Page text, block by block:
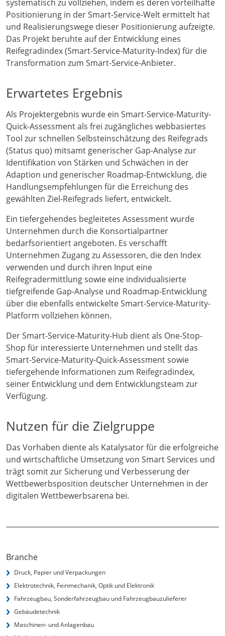
systematisch zu vollziehen, indem es deren vorteilhafte
Positionierung in der Smart-Service-Welt ermittelt hat
und Realisierungswege dieser Positionierung aufzeigte.
Das Projekt beruhte auf der Entwicklung eines
Reifegradindex (Smart-Service-Maturity-Index) für die
Transformation zum Smart-Service-Anbieter.
Erwartetes Ergebnis
Als Projektergebnis wurde ein Smart-Service-Maturity-
Quick-Assessment als frei zugängliches webbasiertes
Tool zur schnellen Selbsteinschätzung des Reifegrads
(Status quo) mitsamt generischer Gap-Analyse zur
Identifikation von Stärken und Schwächen in der
Adaption und generischer Roadmap-Entwicklung, die
Handlungsempfehlungen für die Erreichung des
gewählten Ziel-Reifegrads liefert, entwickelt.
Ein tiefergehendes begleitetes Assessment wurde
Unternehmen durch die Konsortialpartner
bedarfsorientiert angeboten. Es verschafft
Unternehmen Zugang zu Assessoren, die den Index
verwenden und durch ihren Input eine
Reifegradermittlung sowie eine individualisierte
tiefgreifende Gap-Analyse und Roadmap-Entwicklung
über die ebenfalls entwickelte Smart-Service-Maturity-
Platform vollziehen können.
Der Smart-Service-Maturity-Hub dient als One-Stop-
Shop für interessierte Unternehmen und stellt das
Smart-Service-Maturity-Quick-Assessment sowie
tiefergehende Informationen zum Reifegradindex,
seiner Entwicklung und dem Entwicklungsteam zur
Verfügung.
Nutzen für die Zielgruppe
Das Vorhaben diente als Katalysator für die erfolgreiche
und wirtschaftliche Umsetzung von Smart Services und
trägt somit zur Sicherung und Verbesserung der
Wettbewerbsposition deutscher Unternehmen in der
digitalen Wettbewerbsarena bei.
Branche
Druck, Papier und Verpackungen
Elektrotechnik, Feinmechanik, Optik und Elektronik
Fahrzeugbau, Sonderfahrzeugbau und Fahrzeugbauzulieferer
Gebäudetechnik
Maschinen- und Anlagenbau